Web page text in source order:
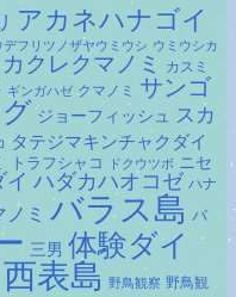
アカネハナゴイ
デフリツノザヤウミウシ ウミウシカ
カクレクマノミ
カスミ
ギンガハゼ クマノミ サンゴ
ジョーフィッシュ スカ
タテジマキンチャクダイ
トラフシャコ ドクウツボ ニセ
イ ハダカハオコゼ ハナ
ミ バラス島 バ
三男 体験ダイ
西表島 野鳥観察 野鳥観